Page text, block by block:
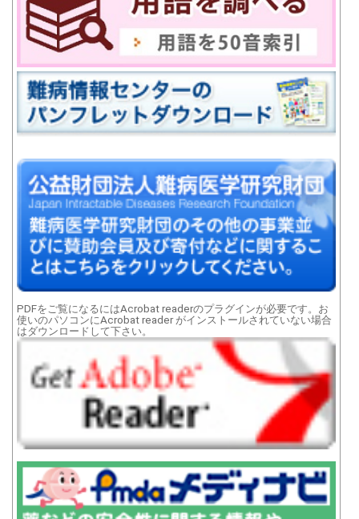
PDFをご覧になるにはAcrobat readerのプラグインが必要です。お
使いのパソコンにAcrobat reader がインストールされていない場合
はダウンロードして下さい。